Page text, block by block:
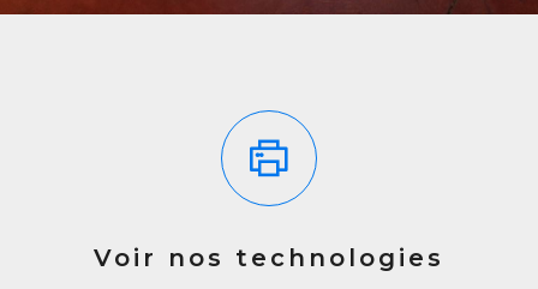
Voir nos technologies